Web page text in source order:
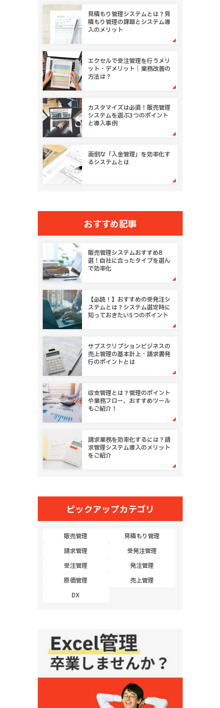
開発工数管理
作業進捗管理
代理店管理
フランチャイズ管理
セミナー管理
見積もり管理システムとは？見
積もり管理の課題とシステム導
入のメリット
エクセルで受注管理を行うメリ
ット・デメリット｜業務改善の
方法は？
カスタマイズは必須！販売管理
システムを選ぶ3つのポイント
と導入事例
面倒な「入金管理」を効率化す
るシステムとは
おすすめ記事
販売管理システムおすすめ8
選！自社に合ったタイプを選ん
で効率化
【必読！】おすすめの受発注シ
ステムとは？システム選定時に
知っておきたい5つのポイント
サブスクリプションビジネスの
売上管理の基本計上・請求書発
行のポイントとは
収支管理とは？管理のポイント
や業務フロー、おすすめツール
もご紹介！
請求業務を効率化するには？請
求管理システム導入のメリット
をご紹介
ピックアップカテゴリ
販売管理
見積もり管理
請求管理
受発注管理
受注管理
発注管理
原価管理
売上管理
DX